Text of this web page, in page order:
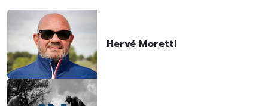
Hervé Moretti